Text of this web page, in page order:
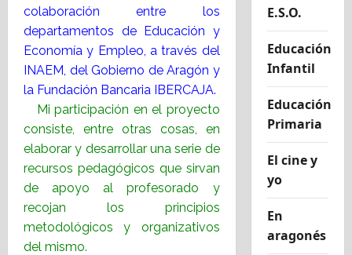
colaboración entre los
departamentos de Educación y
Economía y Empleo, a través del
INAEM, del Gobierno de Aragón y
la Fundación Bancaria IBERCAJA.
Mi participación en el proyecto
consiste, entre otras cosas, en
elaborar y desarrollar una serie de
recursos pedagógicos que sirvan
de apoyo al profesorado y
recojan los principios
metodológicos y organizativos
del mismo.
E.S.O.
Educación
Infantil
Educación
Primaria
El cine y
yo
En
aragonés